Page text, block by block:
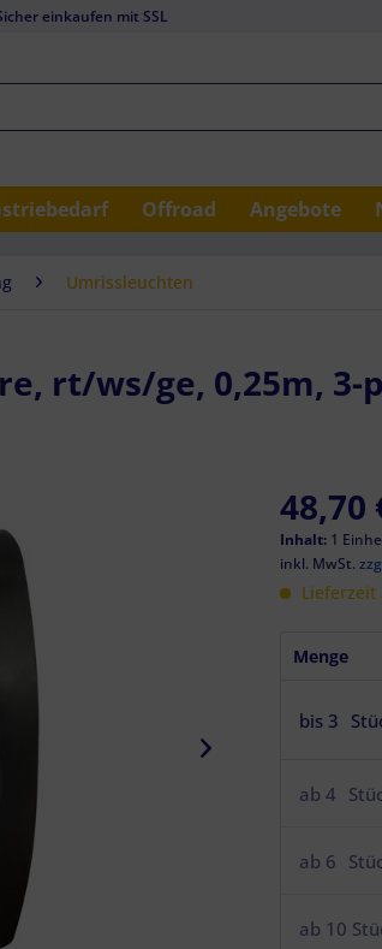
einkaufen mit SSL
Offroad Angebote
Umrissleuchten
rt/ws/ge, 0,25m, 3-
48,70
Inhalt: 1
inkl. MwSt.
Lieferzeit
Menge
bis 3
ab 4
ab 6
ab 10